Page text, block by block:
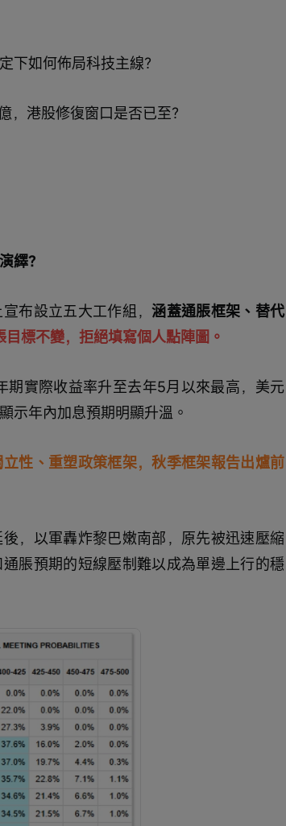
下如何佈局科技主線？
，港股修復窗口是否已至？
繹？
布設立五大工作組， 涵蓋通脹框架、替代
目標不變，拒絕填寫個人點陣圖。
期實際收益率升至去年5月以來最高，美元
示年內加息預期明顯升溫。
性、重塑政策框架，秋季框架報告出爐前
，以軍轟炸黎巴嫩南部，原先被迅速壓縮
脹預期的短線壓制難以成為單邊上行的穩